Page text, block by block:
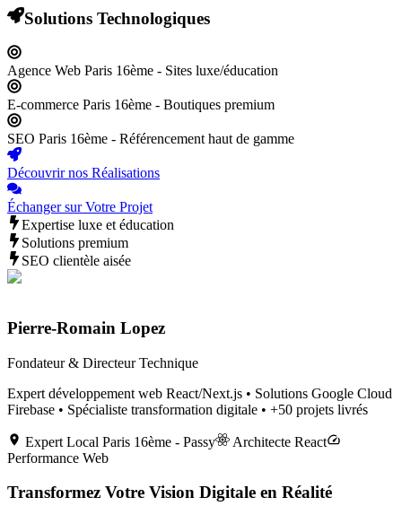
Solutions Technologiques
Agence Web Paris 16ème - Sites luxe/éducation
E-commerce Paris 16ème - Boutiques premium
SEO Paris 16ème - Référencement haut de gamme
Découvrir nos Réalisations
Échanger sur Votre Projet
Expertise luxe et éducation
Solutions premium
SEO clientèle aisée
Pierre-Romain Lopez
Fondateur & Directeur Technique
Expert développement web React/Next.js • Solutions Google Cloud
Firebase • Spécialiste transformation digitale • +50 projets livrés
Expert Local Paris 16ème - Passy
Architecte React
Performance Web
Transformez Votre Vision Digitale en Réalité